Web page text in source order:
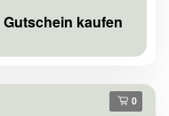
Gutschein kaufen
0